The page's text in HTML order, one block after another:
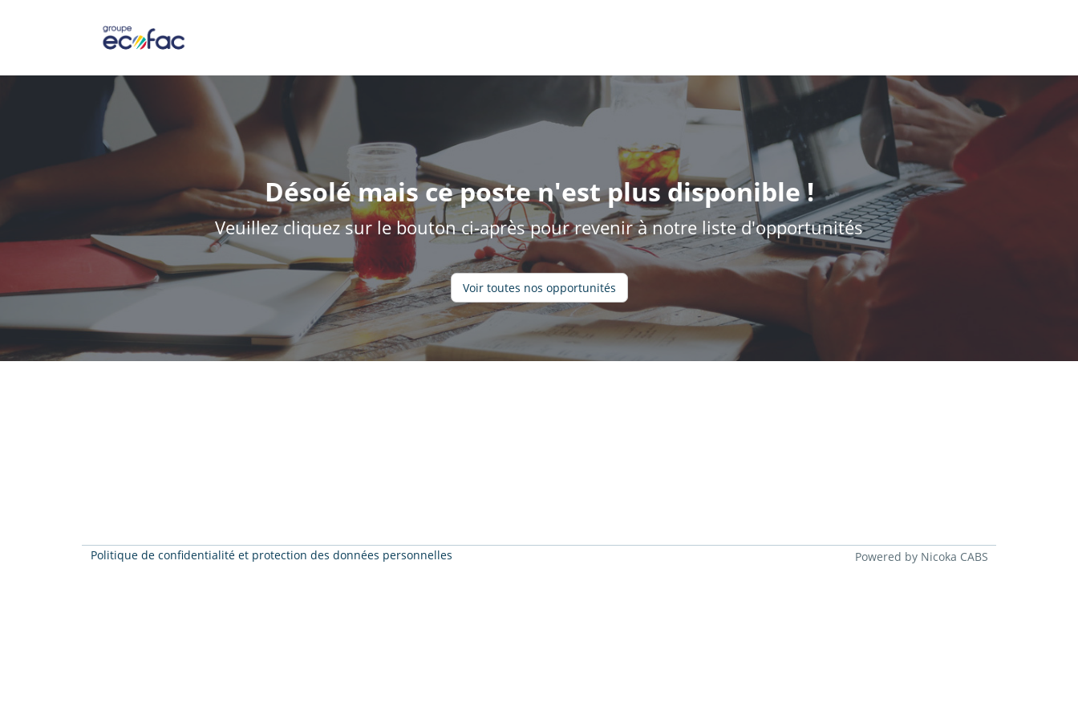
Désolé mais ce poste n'est plus disponible !
Veuillez cliquez sur le bouton ci-après pour revenir à notre liste d'opportunités
Voir toutes nos opportunités
Politique de confidentialité et protection des données personnelles Powered by Nicoka CABS